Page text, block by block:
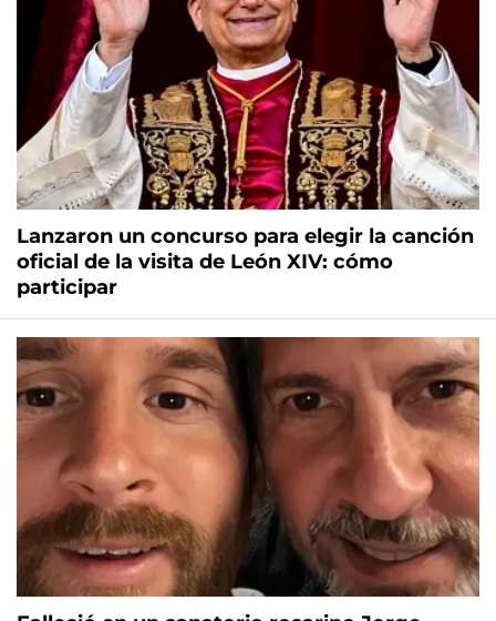
Lanzaron un concurso para elegir la canción
oficial de la visita de León XIV: cómo
participar